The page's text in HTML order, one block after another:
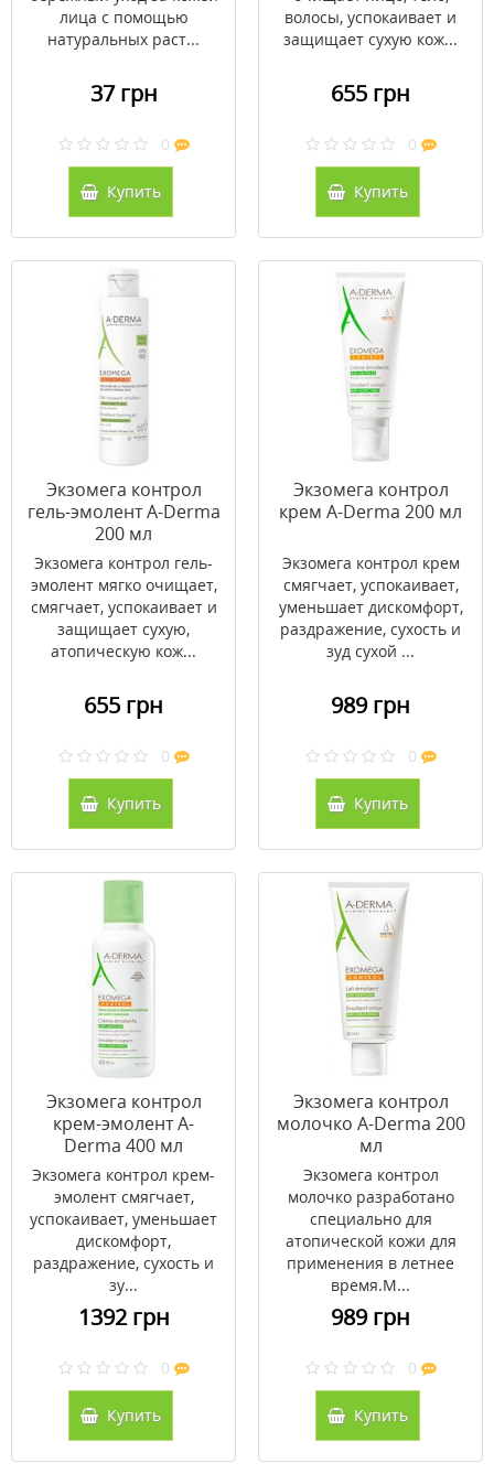
лица с помощью
натуральных раст...
37 грн
0
Купить
волосы, успокаивает и
защищает сухую кож...
655 грн
0
Купить
Экзомега контрол
гель-эмолент A-Derma
200 мл
Экзомега контрол гель-
эмолент мягко очищает,
смягчает, успокаивает и
защищает сухую,
атопическую кож...
655 грн
0
Купить
Экзомега контрол
крем A-Derma 200 мл
Экзомега контрол крем
смягчает, успокаивает,
уменьшает дискомфорт,
раздражение, сухость и
зуд сухой ...
989 грн
0
Купить
Экзомега контрол
крем-эмолент A-
Derma 400 мл
Экзомега контрол крем-
эмолент смягчает,
успокаивает, уменьшает
дискомфорт,
раздражение, сухость и
зу...
1392 грн
0
Купить
Экзомега контрол
молочко A-Derma 200
мл
Экзомега контрол
молочко разработано
специально для
атопической кожи для
применения в летнее
время.М...
989 грн
0
Купить